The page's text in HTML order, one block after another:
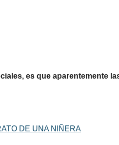
es que aparentemente
DE UNA NIÑERA